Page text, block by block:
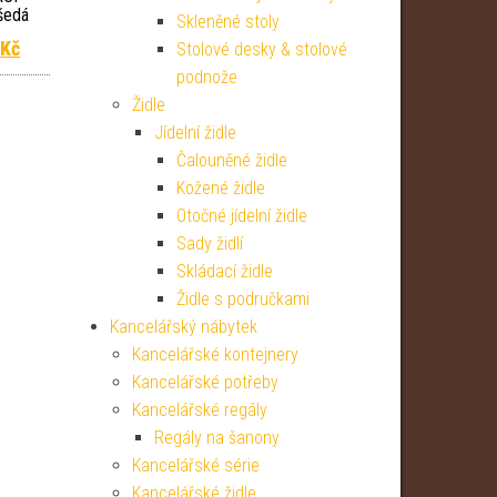
cena byla: 87 999 Kč.
KčAktuální cena je: 65 119 Kč.
Skleněné stoly
Stolové desky & stolové
podnože
Židle
Jídelní židle
Čalouněné židle
Kožené židle
Otočné jídelní židle
Sady židlí
Skládací židle
Židle s područkami
Kancelářský nábytek
Kancelářské kontejnery
Kancelářské potřeby
Kancelářské regály
Regály na šanony
Kancelářské série